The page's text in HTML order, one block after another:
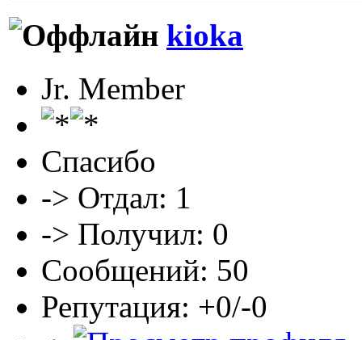
kioka
Jr. Member
Спасибо
-> Отдал: 1
-> Получил: 0
Сообщений: 50
Репутация: +0/-0